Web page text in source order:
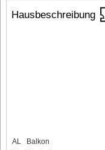
Hausbeschreibung
AL
Balkon